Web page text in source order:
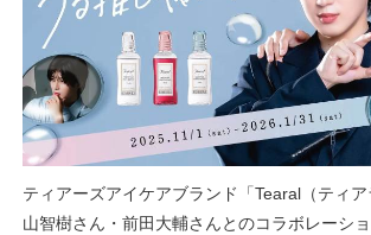
ティアーズアイケアブランド「Tearal（ティ
山智樹さん・前田大輔さんとのコラボレーシ